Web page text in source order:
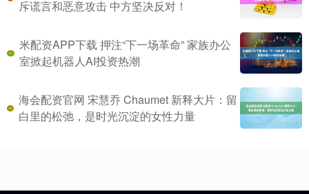
斥谎言和恶意攻击 中方坚决反对！
米配资APP下载 押注“下一场革命” 家族办公
室掀起机器人AI投资热潮
海会配资官网 宋慧乔 Chaumet 新释大片：留
白里的松弛，是时光沉淀的女性力量